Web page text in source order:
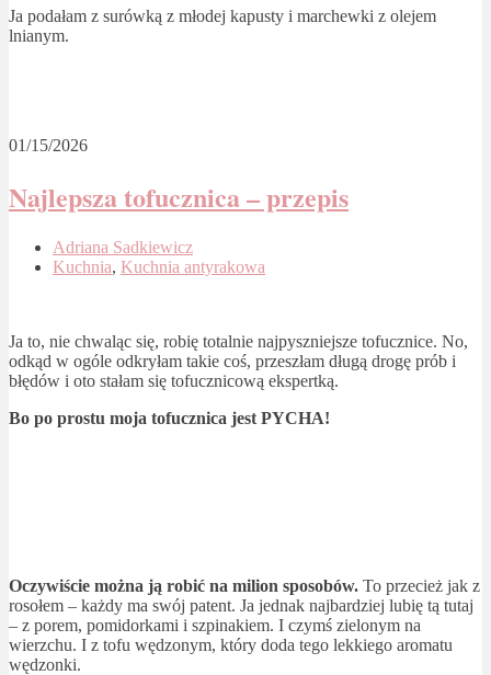
Ja podałam z surówką z młodej kapusty i marchewki z olejem
lnianym.
01/15/2026
Najlepsza tofucznica – przepis
Adriana Sadkiewicz
Kuchnia, Kuchnia antyrakowa
Ja to, nie chwaląc się, robię totalnie najpyszniejsze tofucznice. No,
odkąd w ogóle odkryłam takie coś, przeszłam długą drogę prób i
błędów i oto stałam się tofucznicową ekspertką.
Bo po prostu moja tofucznica jest PYCHA!
Oczywiście można ją robić na milion sposobów. To przecież jak z
rosołem – każdy ma swój patent. Ja jednak najbardziej lubię tą tutaj
– z porem, pomidorkami i szpinakiem. I czymś zielonym na
wierzchu. I z tofu wędzonym, który doda tego lekkiego aromatu
wędzonki.